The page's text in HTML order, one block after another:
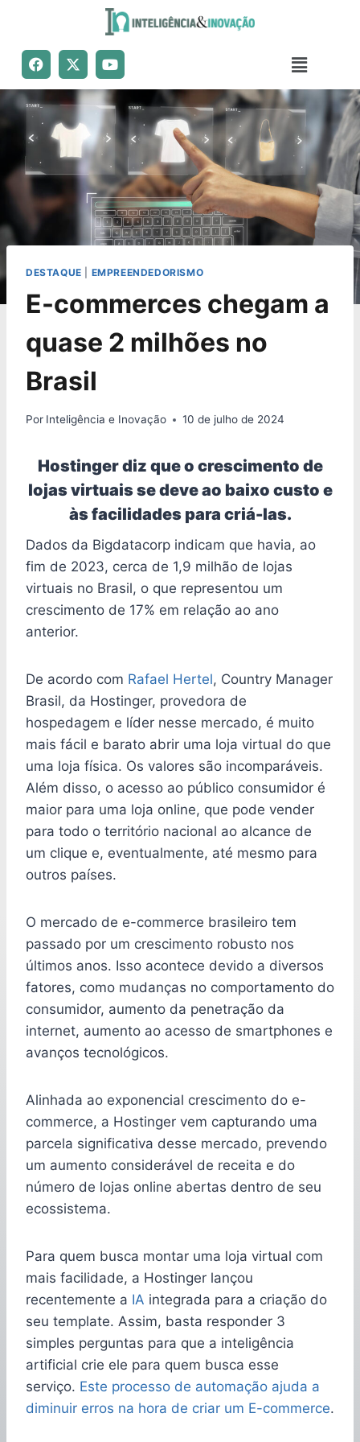
DESTAQUE EMPREENDEDORISMO
E-commerces chegam a
quase 2 milhões no
Brasil
Por Inteligência e Inovação 10 de julho de 2024
Hostinger diz que o crescimento de
lojas virtuais se deve ao baixo custo e
às facilidades para criá-las.
Dados da Bigdatacorp indicam que havia, ao
fim de 2023, cerca de 1,9 milhão de lojas
virtuais no Brasil, o que representou um
crescimento de 17% em relação ao ano
anterior.
De acordo com Rafael Hertel, Country Manager
Brasil, da Hostinger, provedora de
hospedagem e líder nesse mercado, é muito
mais fácil e barato abrir uma loja virtual do que
uma loja física. Os valores são incomparáveis.
Além disso, o acesso ao público consumidor é
maior para uma loja online, que pode vender
para todo o território nacional ao alcance de
um clique e, eventualmente, até mesmo para
outros países.
O mercado de e-commerce brasileiro tem
passado por um crescimento robusto nos
últimos anos. Isso acontece devido a diversos
fatores, como mudanças no comportamento do
consumidor, aumento da penetração da
internet, aumento ao acesso de smartphones e
avanços tecnológicos.
Alinhada ao exponencial crescimento do e-
commerce, a Hostinger vem capturando uma
parcela significativa desse mercado, prevendo
um aumento considerável de receita e do
número de lojas online abertas dentro de seu
ecossistema.
Para quem busca montar uma loja virtual com
mais facilidade, a Hostinger lançou
recentemente a IA integrada para a criação do
seu template. Assim, basta responder 3
simples perguntas para que a inteligência
artificial crie ele para quem busca esse
serviço. Este processo de automação ajuda a
diminuir erros na hora de criar um E-commerce.